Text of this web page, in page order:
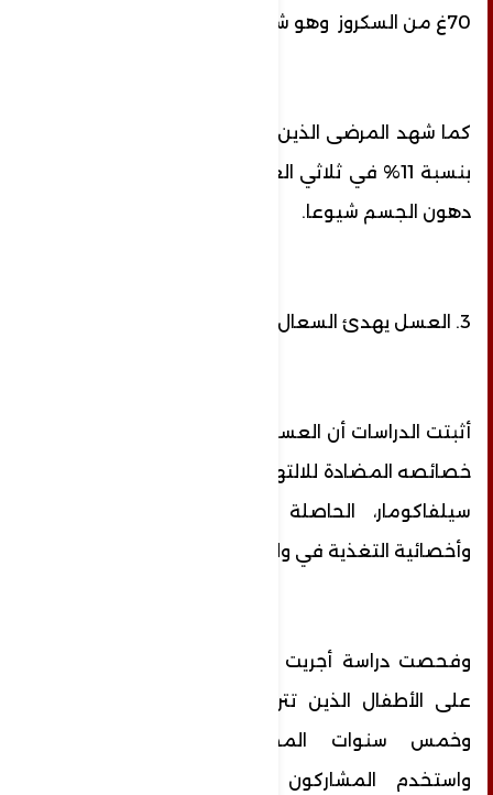
70غ من السكروز وهو شكل من أشكال السكر.
كما شهد المرضى الذين تناولوا العسل انخفاضا
بنسبة 11% في ثلاثي الغليسرين، وهو أكثر أنواع
دهون الجسم شيوعا.
3. العسل يهدئ السعال
أثبتت الدراسات أن العسل يهدئ السعال بفضل
خصائصه المضادة للالتهابات، كما تقول ديفيا إل
سيلفاكومار، الحاصلة على درجة الدكتوراه،
وأخصائية التغذية في ولاية ماريلاند.
على الأطفال الذين تتراوح أعمارهم بين سنة
وخمس سنوات المصابين بسعال ليلي.